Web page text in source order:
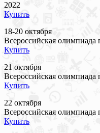
2022
Купить
18-20 октября
Всероссийская
Купить
21 октября
Всероссийская
Купить
22 октября
Всероссийская
Купить